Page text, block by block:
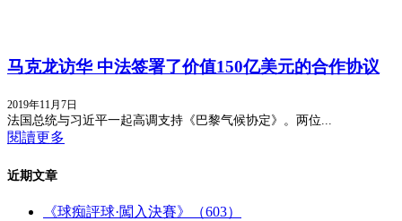
马克龙访华 中法签署了价值150亿美元的合作协议
2019年11月7日
法国总统与习近平一起高调支持《巴黎气候协定》。两位...
閱讀更多
近期文章
《球痴評球·闖入決賽》（603）